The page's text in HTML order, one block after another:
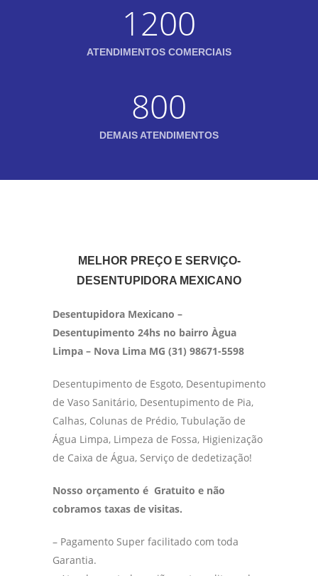
1200
ATENDIMENTOS COMERCIAIS
800
DEMAIS ATENDIMENTOS
MELHOR PREÇO E SERVIÇO-
DESENTUPIDORA MEXICANO
Desentupidora Mexicano –
Desentupimento 24hs no bairro Àgua
Limpa – Nova Lima MG (31) 98671-5598
Desentupimento de Esgoto, Desentupimento
de Vaso Sanitário, Desentupimento de Pia,
Calhas, Colunas de Prédio, Tubulação de
Água Limpa, Limpeza de Fossa, Higienização
de Caixa de Água, Serviço de dedetização!
Nosso orçamento é Gratuito e não
cobramos taxas de visitas.
– Pagamento Super facilitado com toda
Garantia.